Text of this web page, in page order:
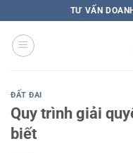
TƯ VẤN
ĐẤT ĐAI
Quy trình giải
biết